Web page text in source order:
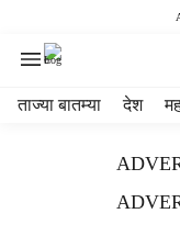
ताज्या बातम्या देश